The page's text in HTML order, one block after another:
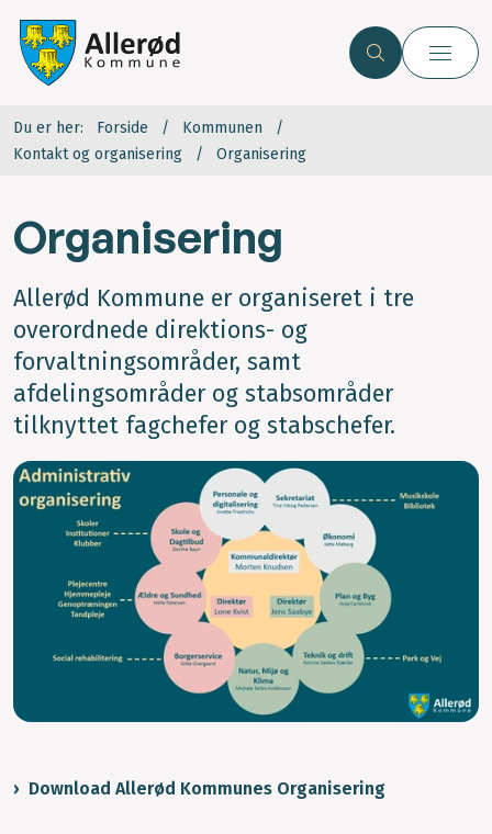
Du er her: Forside
Kommunen
Kontakt og organisering
Organisering
Organisering
Allerød Kommune er organiseret i tre
overordnede direktions- og
forvaltningsområder, samt
afdelingsområder og stabsområder
tilknyttet fagchefer og stabschefer.
Download Allerød Kommunes Organisering